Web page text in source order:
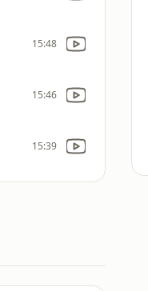
15:48
15:46
15:39